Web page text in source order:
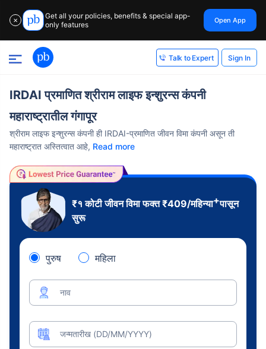
✕
Get all your policies, benefits & special app-
only features
Open App
Talk to Expert Sign In
IRDAI प्रमाणित श्रीराम लाइफ इन्शुरन्स कंपनी
महाराष्ट्रातील गंगापूर
श्रीराम लाइफ इन्शुरन्स कंपनी ही IRDAI-प्रमाणित जीवन विमा कंपनी असून ती
महाराष्ट्रात अस्तित्वात आहे, Read more
₹१ कोटीजीवन विमा फक्त₹409/महिन्या+पासून
सुरू
पुरुष महिला
नाव
जन्मतारीख (DD/MM/YYYY)